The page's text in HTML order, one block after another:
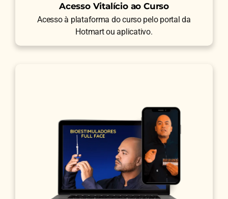
Acesso Vitalício ao Curso
Acesso à plataforma do curso pelo portal da
Hotmart ou aplicativo.